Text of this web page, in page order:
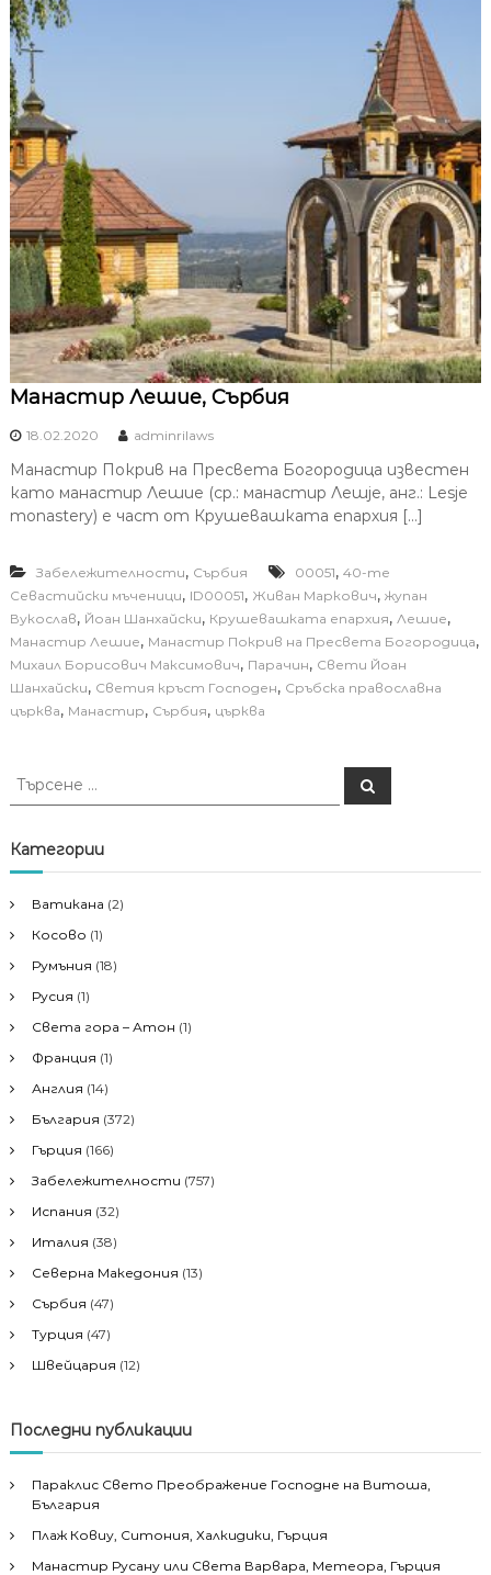
Манастир ​​Лешие, Сърбия
18.02.2020 adminrilaws
​​Манастир Покрив на Пресвета Богородица известен
като манастир Лешие (ср.: манастир Лешје, анг.: Lesje
monastery) е част от Крушевашката епархия […]
Забележителности, Сърбия 00051, 40-те
Севастийски мъченици, ID00051, Живан Маркович, жупан
Вукослав, Йоан Шанхайски, Крушевашката епархия, ​​Лешие,
Манастир ​​Лешие, Манастир Покрив на Пресвета Богородица,
Михаил Борисович Максимович, Парачин, Свети Йоан
Шанхайски, Светия кръст Господен, Сръбска православна
църква, Манастир, Сърбия, църква
Т
с
е
е
з
а
Т
ъ
е
Категории
Ватикана (2)
Косово (1)
Румъния (18)
Русия (1)
Света гора – Атон (1)
Франция (1)
Англия (14)
България (372)
Гърция (166)
Забележителности (757)
Испания (32)
Италия (38)
Северна Македония (13)
Сърбия (47)
Турция (47)
Швейцария (12)
Последни публикации
Параклис Свето Преображение Господне на Витоша,
България
Плаж Ковиу, Ситония, Халкидики, Гърция
Манастир Русану или Света Варвара, Метеора, Гърция